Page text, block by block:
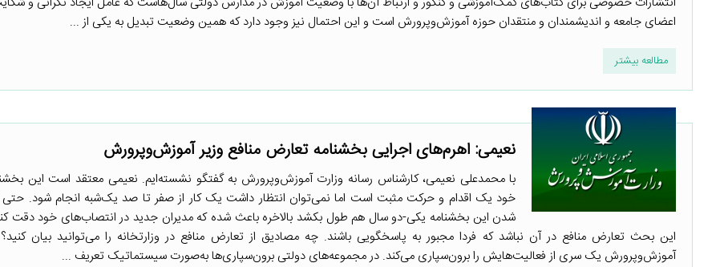
اعضای جامعه و اندیشمندان و منتقدان حوزه آموزش‌وپرورش است و این احتمال نیز وجود دارد که همین وضعیت تبدیل به یکی از ...
مطالعه بیشتر
نعیمی: اهرم‌های اجرایی بخشنامه تعارض منافع وزیر آموزش‌وپرورش
با محمدعلی نعیمی، کارشناس رسانه وزارت آموزش‌وپرورش به گفتگو نشسته‌ایم. نعیمی معتقد است این
خود یک اقدام و حرکت مثبت است اما نمی‌توان انتظار داشت یک کار از صفر تا صد یک‌شبه انجام شود. حتی
شدن این بخشنامه یکی-دو سال هم طول بکشد بالاخره باعث شده که مدیران جدید در انتصاب‌های خود دقت
این بحث تعارض منافع در آن نباشد که فردا مجبور به پاسخگویی باشند. چه مصادیق از تعارض منافع در وزارتخانه را می‌توانید بیان
آموزش‌وپرورش یک سری از فعالیت‌هایش را برون‌سپاری می‌کند. در مجموعه‌های دولتی برون‌سپاری‌ها به‌صورت سیستماتیک تعریف ...